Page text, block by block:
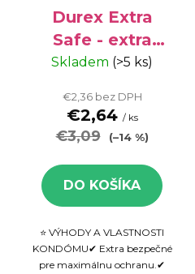
Durex Extra
Safe - extra
bezpečné
Skladem (>5 ks)
€2,36 bez DPH
€2,64 / ks
€3,09 (–14 %)
DO KOŠÍKA
⭐ VÝHODY A VLASTNOSTI
KONDÓMU✔ Extra bezpečné
pre maximálnu ochranu.✔